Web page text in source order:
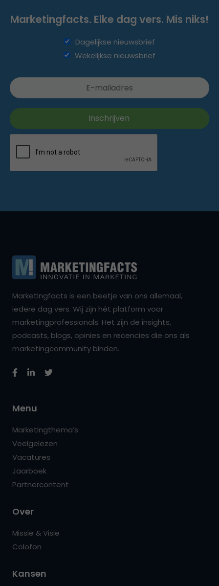
Marketingfacts. Elke dag vers. Mis niks!
Dagelijkse nieuwsbrief
Wekelijkse nieuwsbrief
Marketingfacts is een beetje van ons allemaal,
iedere dag vers. Wij zijn hét platform voor
marketingprofessionals. Het zijn de insights,
podcasts, blogs, opinies en recencies die ons als
marketingcommunity binden.
Menu
Marketingthema’s
Veelgelezen
Vacatures
Jaarboek
Partnercontent
Over
Missie & Visie
Colofon
Kansen